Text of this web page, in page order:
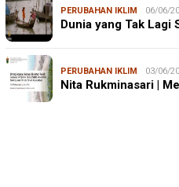
PERUBAHAN IKLIM 06/06/
Dunia yang Tak Lagi
PERUBAHAN IKLIM 03/06/
Nita Rukminasari |